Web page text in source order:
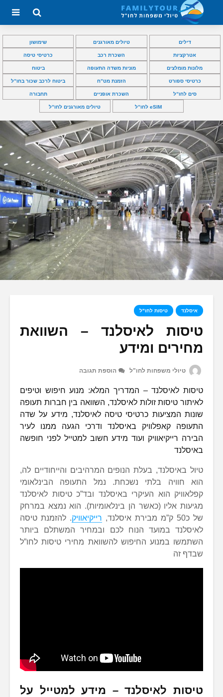
דילים טיולים מאורגנים שימושון
אטרקציות השכרת רכב כרטיסי טיסה
מלונות מומלצים מוניות משדה התעופה ביטוח
כרטיסי ספורט הזמנת מט”ח ביטוח לרכב שכור בחו”ל
סים לחו”ל השכרת אופניים תחבורה
eSIM לחו”ל טיולים מאורגנים לחו”ל
איסלנד טיסות לחו"ל
טיסות לאיסלנד – השוואת
מחירים ומידע
טיולי משפחות לחו"ל הוספת תגובה
טיסות לאיסלנד – המדריך המלא: מנוע חיפוש וטיפים
לאיתור טיסות זולות לאיסלנד, השוואה בין חברות תעופה
שונות המציעות כרטיסי טיסה לאיסלנד, מידע על שדה
התעופה קאפלוויק באיסלנד ודרכי הגעה ממנו לעיר
הבירה רייקיאוויק ועוד מידע חשוב למטייל לפני חופשה
באיסלנד
טיול באיסלנד, בעלת הנופים המרהיבים והייחודיים לה,
הוא חוויה בלתי נשכחת. נמל התעופה הבינלאומי
קפלאוויק הוא העיקרי באיסלנד ובד”כ טיסות לאיסלנד
מגיעות אליו (כאשר הן בינלאומיות). הוא נמצא במרחק
של כ50 ק”מ מבירת איסלנד,
רייקיאוויק. להזמנת טיסה
לאיסלנד במועד הנוח לכם ובמחיר המשתלם ביותר
השתמשו במנוע החיפוש להשוואת מחירי טיסות לחו”ל
שבדף זה
טיסות לאיסלנד – מידע למטייל על